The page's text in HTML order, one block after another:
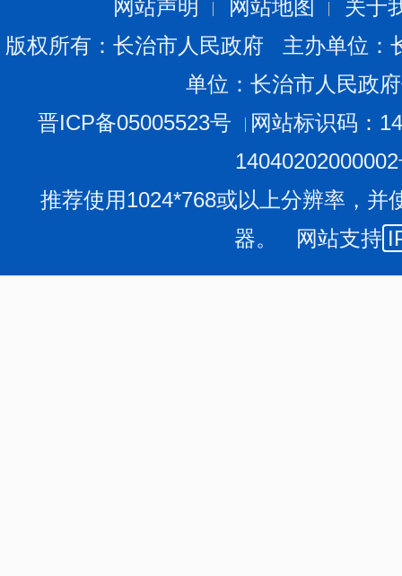
网站声明 网站地图
关于
版权所有：长治市人民政府 主办单位
单位：长治市人民政
晋ICP备05005523号
网站标识码：
推荐使用1024*768或以上分辨率，并
器。 网站支持